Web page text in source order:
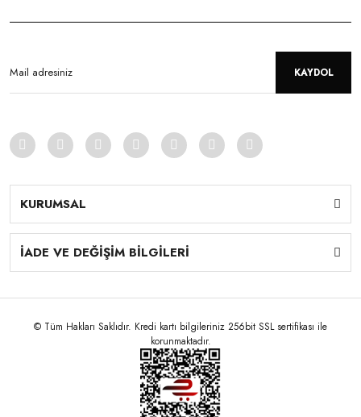
KAYDOL
KURUMSAL
İADE VE DEĞİŞİM BİLGİLERİ
© Tüm Hakları Saklıdır. Kredi kartı bilgileriniz 256bit SSL sertifikası ile
korunmaktadır.